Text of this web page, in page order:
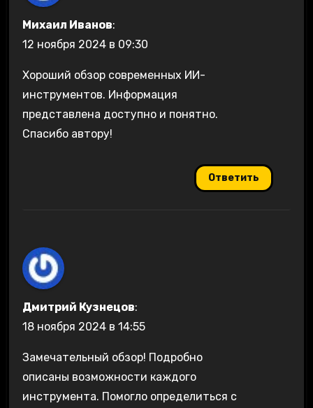
Михаил Иванов:
12 ноября 2024 в 09:30
Хороший обзор современных ИИ-
инструментов. Информация
представлена доступно и понятно.
Спасибо автору!
Ответить
Дмитрий Кузнецов:
18 ноября 2024 в 14:55
Замечательный обзор! Подробно
описаны возможности каждого
инструмента. Помогло определиться с